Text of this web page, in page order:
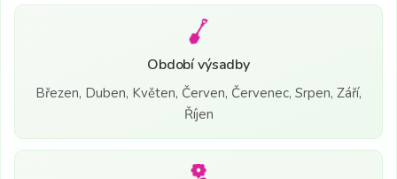
Období výsadby
Březen, Duben, Květen, Červen, Červenec, Srpen, Září,
Říjen